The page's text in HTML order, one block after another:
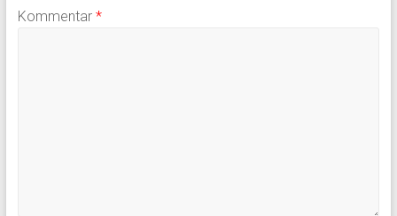
Kommentar *